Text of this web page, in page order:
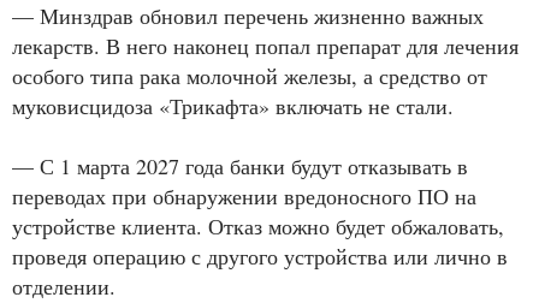
— Минздрав обновил перечень жизненно важных
лекарств. В него наконец попал препарат для лечения
особого типа рака молочной железы, а средство от
муковисцидоза «Трикафта» включать не стали.
— С 1 марта 2027 года банки будут отказывать в
переводах при обнаружении вредоносного ПО на
устройстве клиента. Отказ можно будет обжаловать,
проведя операцию с другого устройства или лично в
отделении.